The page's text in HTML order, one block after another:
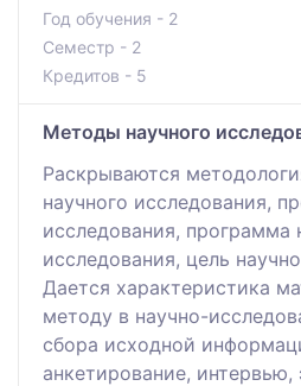
Год обучения - 2
Семестр - 2
Кредитов - 5
Методы научного
Раскрываются
научного исследования,
исследования, программа
исследования, цель
Дается характеристика
методу в научно-
сбора исходной
анкетирование,